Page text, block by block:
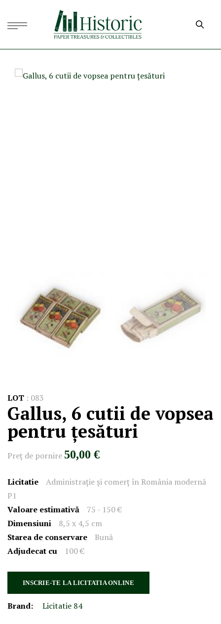
LOT : 083
Gallus, 6 cutii de vopsea
pentru țesături
Preţ de pornire 50,00 €
Licitatie
Administrație și comerț în România modernă
P1
Valoare estimativă
75 - 150 €
Dimensiuni
8,5 x 4,5 cm
Starea de conservare
Bună
Adjudecat cu
100 €
INSCRIE-TE LA LICITATIA ONLINE
Brand: Licitatie 84